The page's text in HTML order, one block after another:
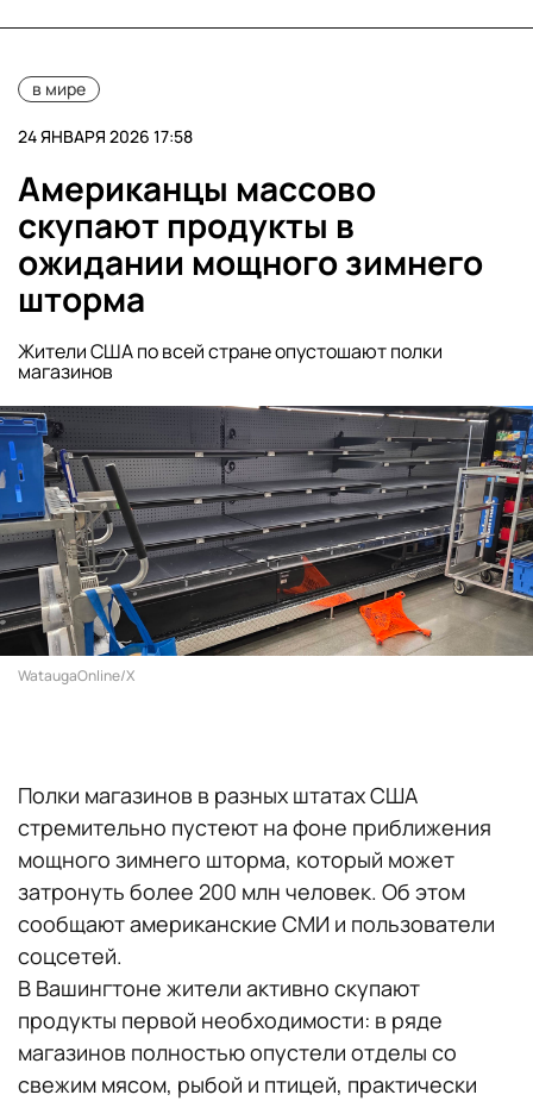
в мире
24 ЯНВАРЯ 2026 17:58
Американцы массово
скупают продукты в
ожидании мощного зимнего
шторма
Жители США по всей стране опустошают полки
магазинов
WataugaOnline/X
Полки магазинов в разных штатах США
стремительно пустеют на фоне приближения
мощного зимнего шторма, который может
затронуть более 200 млн человек. Об этом
сообщают американские СМИ и пользователи
соцсетей.
В Вашингтоне жители активно скупают
продукты первой необходимости: в ряде
магазинов полностью опустели отделы со
свежим мясом, рыбой и птицей, практически